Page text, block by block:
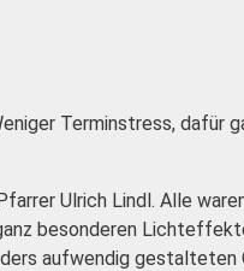
Terminstress, dafür
Ulrich Lindl. Alle
besonderen
aufwendig gestalteten